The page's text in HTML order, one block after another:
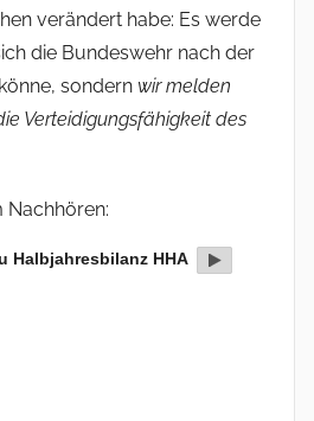
verändert habe: Es werde
die Bundeswehr nach der
sondern wir melden
Verteidigungsfähigkeit des
Nachhören:
Halbjahresbilanz HHA